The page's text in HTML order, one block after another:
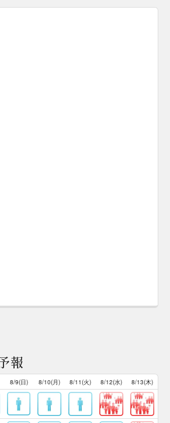
報
8/9(日) 8/10(月) 8/11(火) 8/12(水) 8/13(木)